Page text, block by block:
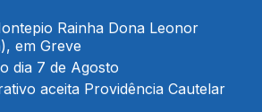
Rainha Dona Leonor
em Greve
dia 7 de Agosto
aceita Providência Cautelar